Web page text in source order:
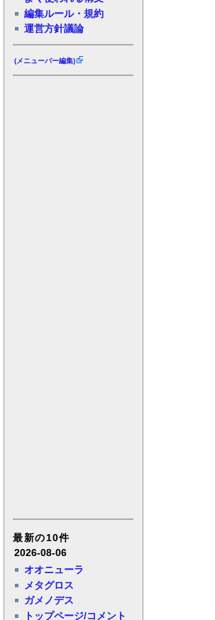
編集ルール・規約
運営方針議論
(メニューバー編集)
最新の10件
2026-08-06
オオニューラ
メタグロス
ガメノデス
トップページ/コメント